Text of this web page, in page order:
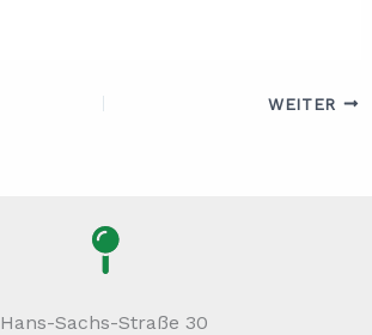
WEITER
Hans-Sachs-Straße 30